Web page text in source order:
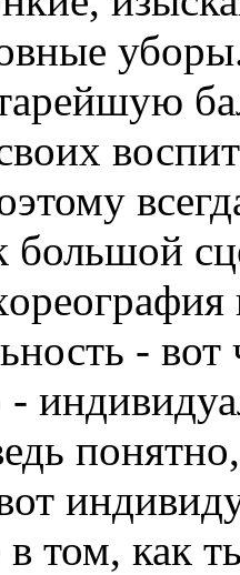
большой
-
-
в том, как